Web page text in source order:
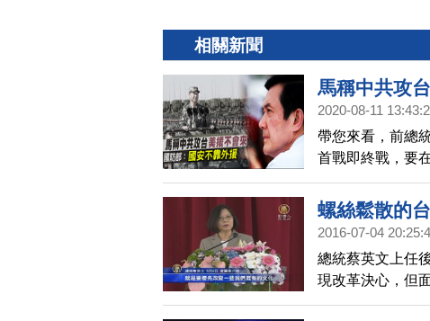
相關新聞
馬稱中共攻
2020-08-11
帶您來看，前總
首戰即終戰，要
於馬英九說法，
外援，中共從沒
捍衛國家的安全
螺絲鬆散的
2016-07-04
總統蔡英文上任
現改革決心，但
戰，現在，才要